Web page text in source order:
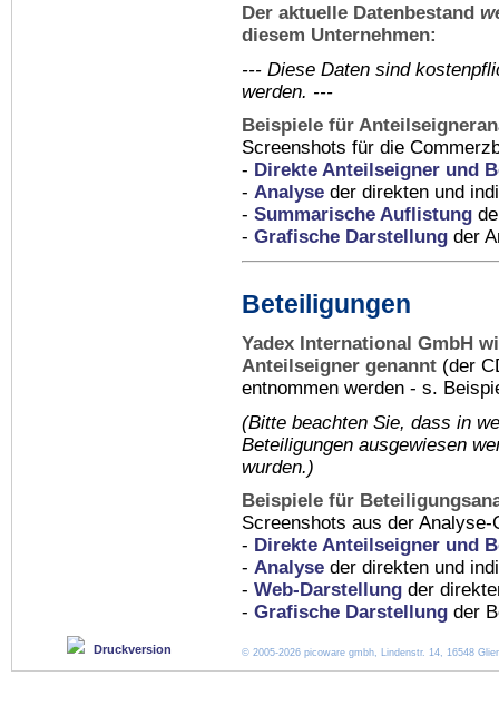
Der aktuelle Datenbestand
diesem Unternehmen:
--- Diese Daten sind
werden. ---
Beispiele für
Screenshots für die
- Direkte Anteilseigner und
- Analyse der direkten und
- Summarische Auflistung
- Grafische Darstellung der
Beteiligungen
Yadex International GmbH
Anteilseigner genannt (der
entnommen werden - s.
(Bitte beachten Sie, dass in
Beteiligungen ausgewiesen
wurden.)
Beispiele für
Screenshots aus der Analyse-
- Direkte Anteilseigner und
- Analyse der direkten und
- Web-Darstellung der
- Grafische Darstellung der
Druckversion © 2005-2026 picoware gmbh, Lindenstr. 14, 16548